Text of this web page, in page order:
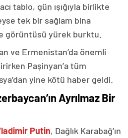
tablo, gün ışığıyla birlikte
tek bir sağlam bina
görüntüsü yürek burktu.
ve Ermenistan’da önemli
Paşinyan’a tüm
yine kötü haber geldi.
Ayrılmaz Bir
Putin, Dağlık Karabağ’ın